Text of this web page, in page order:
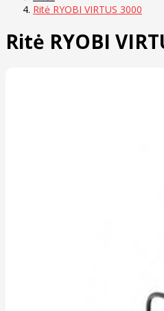
Ritė RYOBI VIRTUS 3000
Ritė RYOBI